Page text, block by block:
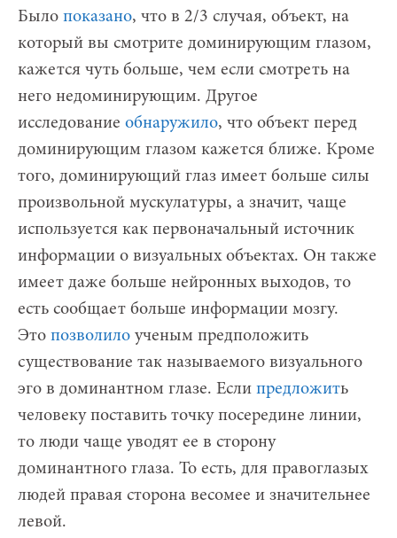
Было показано, что в 2/3 случая, объект, на
который вы смотрите доминирующим глазом,
кажется чуть больше, чем если смотреть на
него недоминирующим. Другое
исследование обнаружило, что объект перед
доминирующим глазом кажется ближе. Кроме
того, доминирующий глаз имеет больше силы
произвольной мускулатуры, а значит, чаще
используется как первоначальный источник
информации о визуальных объектах. Он также
имеет даже больше нейронных выходов, то
есть сообщает больше информации мозгу.
Это позволило ученым предположить
существование так называемого визуального
эго в доминантном глазе. Если предложить
человеку поставить точку посередине линии,
то люди чаще уводят ее в сторону
доминантного глаза. То есть, для правоглазых
людей правая сторона весомее и значительнее
левой.